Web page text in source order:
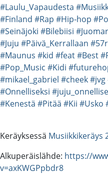
#Laulu_Vapaudesta
#Finland #Rap #Hip-hop
#Seinäjoki #Bilebiisi
#Juju #Päivä_Kerrallaan
#Maunus #kid #feat#Best
#Pop_Music #Kidi
#mikael_gabriel #cheek#jvg
#Onnelliseksi
#Kenestä #Pitää #Kii #Usko
Keräyksessä Musiikkikeräys
Alkuperäislähde: https://
v=axKWGPpbdr8